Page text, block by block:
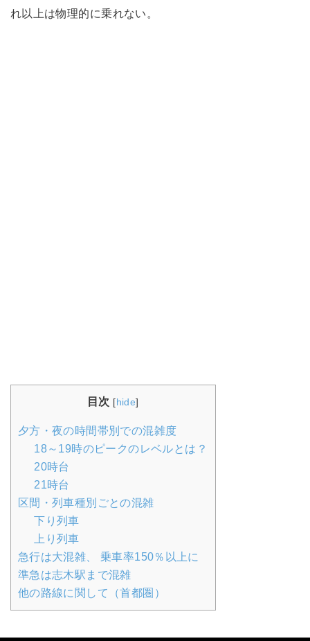
れ以上は物理的に乗れない。
目次 [hide]
夕方・夜の時間帯別での混雑度
18～19時のピークのレベルとは？
20時台
21時台
区間・列車種別ごとの混雑
下り列車
上り列車
急行は大混雑、 乗車率150％以上に
準急は志木駅まで混雑
他の路線に関して（首都圏）